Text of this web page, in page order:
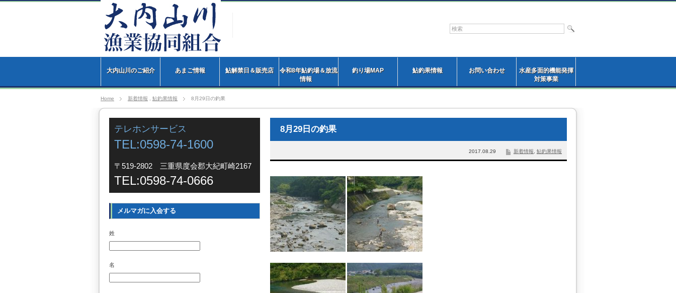
大内山川のご紹介 あまご情報 鮎解禁日＆販売店
令和8年鮎釣場＆放流
情報
釣り場MAP 鮎釣果情報 お問い合わせ
水産多面的機能発揮
対策事業
Home 新着情報 鮎釣果情報 8月29日の釣果
8月29日の釣果
新着情報 鮎釣果情報
2017.08.29
テレホンサービス
TEL:0598-74-1600
〒519-2802 三重県度会郡大紀町崎2167
TEL:0598-74-0666
メルマガに入会する
姓
名